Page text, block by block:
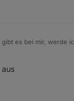
es bei mir, werde
ist, oder dass der